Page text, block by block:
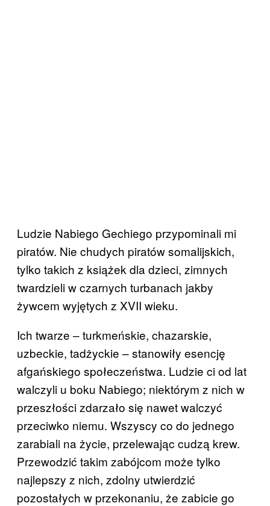
Ludzie Nabiego Gechiego przypominali mi
piratów. Nie chudych piratów somalijskich,
tylko takich z książek dla dzieci, zimnych
twardzieli w czarnych turbanach jakby
żywcem wyjętych z XVII wieku.
Ich twarze – turkmeńskie, chazarskie,
uzbeckie, tadżyckie – stanowiły esencję
afgańskiego społeczeństwa. Ludzie ci od lat
walczyli u boku Nabiego; niektórym z nich w
przeszłości zdarzało się nawet walczyć
przeciwko niemu. Wszyscy co do jednego
zarabiali na życie, przelewając cudzą krew.
Przewodzić takim zabójcom może tylko
najlepszy z nich, zdolny utwierdzić
pozostałych w przekonaniu, że zabicie go